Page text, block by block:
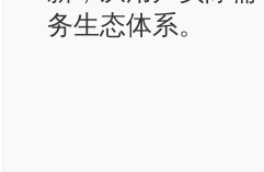
务生态体系。